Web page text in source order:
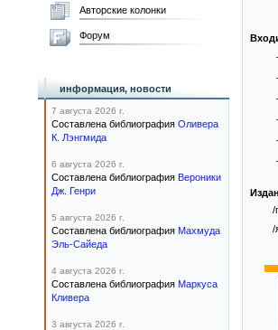
/
/
Авторские колонки
Форум
информация, новости
7 августа 2026 г.
Составлена библиография Оливера
К. Лэнгмида
6 августа 2026 г.
Составлена библиография Вероники
Дж. Генри
5 августа 2026 г.
Составлена библиография Махмуда
Эль-Сайеда
4 августа 2026 г.
Составлена библиография Маркуса
Кливера
3 августа 2026 г.